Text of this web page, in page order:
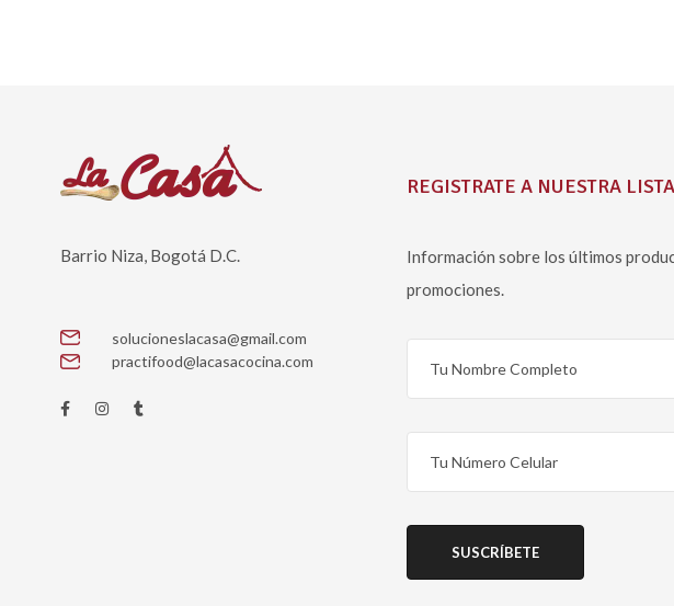
Barrio Niza, Bogotá D.C.
solucioneslacasa@gmail.com
practifood@lacasacocina.com
REGISTRATE A NUESTRA
Información sobre los últimos
promociones.